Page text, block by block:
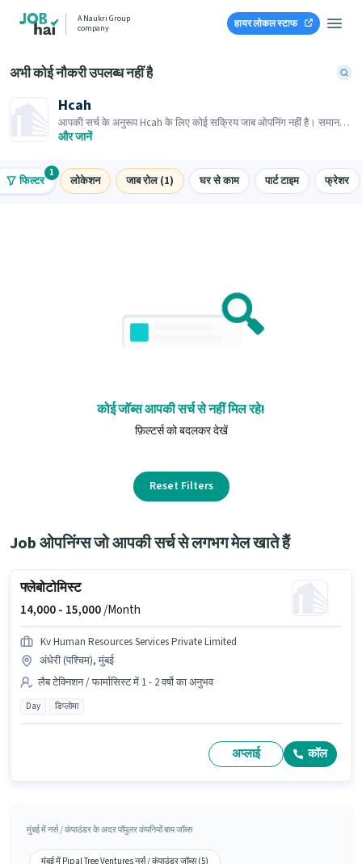
A Naukri Group
company
हायर लोकल स्टाफ
अभी कोई नौकरी उपलब्ध नहीं है
Hcah
आपकी सर्च के अनुरूप Hcah के लिए कोई सक्रिय जाब ओपनिंग नहीं है। समान
जाब ओपनिंग्स ब्राउज़ करें।
और जानें
फिल्टर
1
लोकेशन जाब रोल (1) घर से काम पार्ट टाइम फ्रेशर
कोई जॉब्स आपकी सर्च से नहीं मिल रहे!
फ़िल्टर्स को बदलकर देखें
Reset Filters
Job ओपनिंग्स जो आपकी सर्च से लगभग मेल खाते हैं
फ्लेबोटोमिस्ट
14,000 - 15,000/Month
Kv Human Resources Services Private Limited
अंधेरी (पश्चिम), मुंबई
लैब टेक्निशन / फार्मासिस्ट में 1 - 2 वर्षो का अनुभव
Day डिप्लोमा
अप्लाई कॉल
मुंबई में नर्स / कंपाउंडर के अदर पॉपुलर कंपनियों बाय जॉब्स
मुंबई में Pipal Tree Ventures नर्स / कंपाउंडर जॉब्स (5)